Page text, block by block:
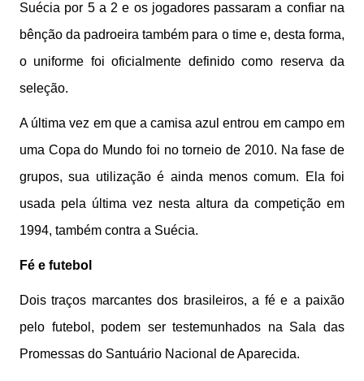
Suécia por 5 a 2 e os jogadores passaram a confiar na
bênção da padroeira também para o time e, desta forma,
o uniforme foi oficialmente definido como reserva da
seleção.
A última vez em que a camisa azul entrou em campo em
uma Copa do Mundo foi no torneio de 2010. Na fase de
grupos, sua utilização é ainda menos comum. Ela foi
usada pela última vez nesta altura da competição em
1994, também contra a Suécia.
Fé e futebol
Dois traços marcantes dos brasileiros, a fé e a paixão
pelo futebol, podem ser testemunhados na Sala das
Promessas do Santuário Nacional de Aparecida.